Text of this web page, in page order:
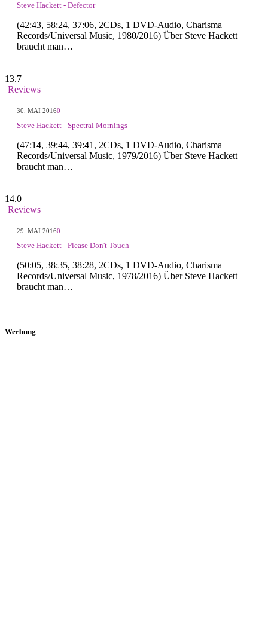
Steve Hackett - Defector
(42:43, 58:24, 37:06, 2CDs, 1 DVD-Audio, Charisma
Records/Universal Music, 1980/2016) Über Steve Hackett
braucht man…
13.7
Reviews
30. MAI 20160
Steve Hackett - Spectral Mornings
(47:14, 39:44, 39:41, 2CDs, 1 DVD-Audio, Charisma
Records/Universal Music, 1979/2016) Über Steve Hackett
braucht man…
14.0
Reviews
29. MAI 20160
Steve Hackett - Please Don't Touch
(50:05, 38:35, 38:28, 2CDs, 1 DVD-Audio, Charisma
Records/Universal Music, 1978/2016) Über Steve Hackett
braucht man…
Werbung